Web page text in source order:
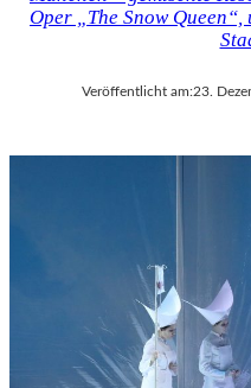
Oper „The Snow
Veröffentlicht am:23.